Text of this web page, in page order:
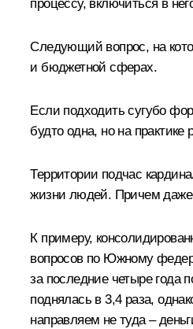
процессу, включиться в
Следующий вопрос, на
и бюджетной сферах.
Если подходить сугубо
будто одна, но на
Территории подчас
жизни людей. Причем даже
К примеру,
вопросов по Южному
за последние четыре года
поднялась в 3,4 раза,
направляем не туда –